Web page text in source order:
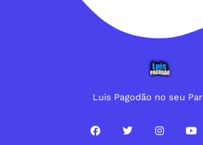
Luis Pagodão no seu